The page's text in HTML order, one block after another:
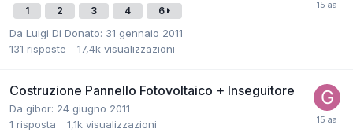
1 2 3 4 6
Da Luigi Di Donato: 31 gennaio 2011
131 risposte 17,4k visualizzazioni
Costruzione Pannello Fotovoltaico + Inseguitore
Da gibor: 24 giugno 2011
1 risposta 1,1k visualizzazioni